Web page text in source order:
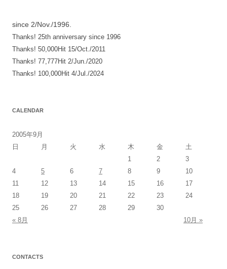
ョ
ン
since 2/Nov./1996.
Thanks! 25th anniversary since 1996
Thanks! 50,000Hit 15/Oct./2011
Thanks! 77,777Hit 2/Jun./2020
Thanks! 100,000Hit 4/Jul./2024
CALENDAR
2005年9月
日
月 火 水 木 金
土
1
2
3
4
5 6 7 8 9
10
11
12 13 14 15 16
17
18
19 20 21 22 23
24
25
26 27 28 29
30
« 8月
10月 »
CONTACTS